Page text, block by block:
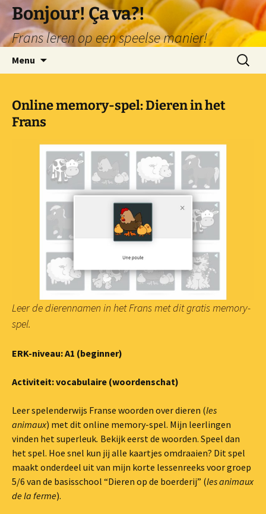
naar
de
inhoud
Bonjour! Ça va?!
Frans leren op een speelse manier!
Menu
Zoeken
naar:
Online memory-spel: Dieren in het
Frans
Leer de dierennamen in het Frans met dit gratis memory-
spel.
ERK-niveau: A1 (beginner)
Activiteit: vocabulaire (woordenschat)
Leer spelenderwijs Franse woorden over dieren (les
animaux) met dit online memory-spel. Mijn leerlingen
vinden het superleuk. Bekijk eerst de woorden. Speel dan
het spel. Hoe snel kun jij alle kaartjes omdraaien? Dit spel
maakt onderdeel uit van mijn korte lessenreeks voor groep
5/6 van de basisschool “Dieren op de boerderij” (les animaux
de la ferme).